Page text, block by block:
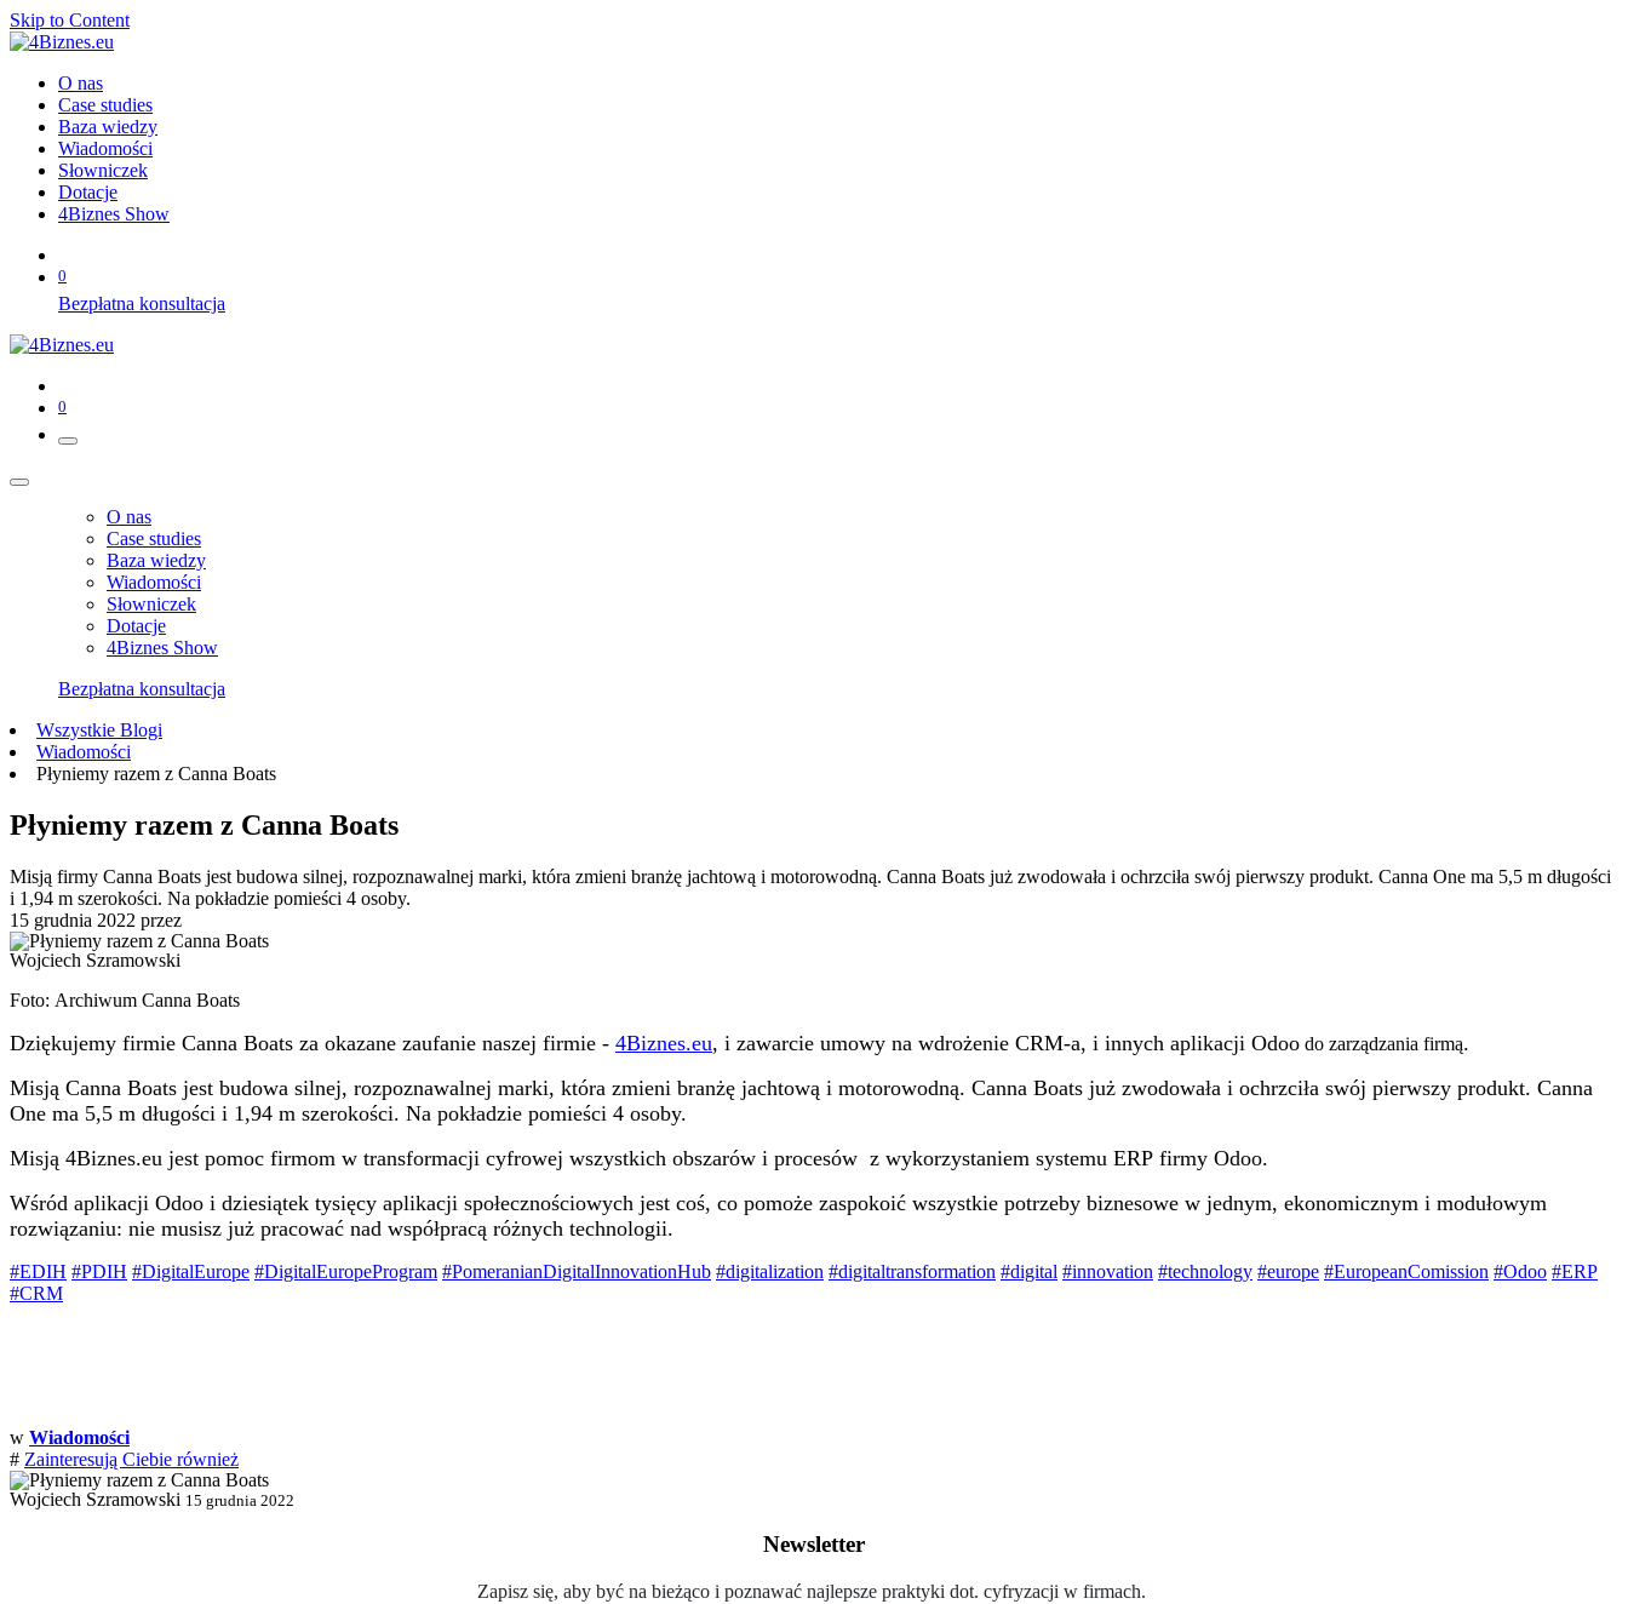
Skip to Content
O nas
Case studies
Baza wiedzy
Wiadomości
Słowniczek
Dotacje
4Biznes Show
0
Bezpłatna konsultacja
0
O nas
Case studies
Baza wiedzy
Wiadomości
Słowniczek
Dotacje
4Biznes Show
Bezpłatna konsultacja
Wszystkie Blogi
Wiadomości
Płyniemy razem z Canna Boats
Płyniemy razem z Canna Boats
Misją firmy Canna Boats jest budowa silnej, rozpoznawalnej marki, która zmieni branżę jachtową i motorowodną. Canna Boats już zwodowała i ochrzciła swój pierwszy produkt. Canna One ma 5,5 m długości
i 1,94 m szerokości. Na pokładzie pomieści 4 osoby.
15 grudnia 2022 przez
Wojciech Szramowski
Foto: Archiwum Canna Boats
Dziękujemy firmie Canna Boats za okazane zaufanie naszej firmie - 4Biznes.eu, i zawarcie umowy na wdrożenie CRM-a, i innych aplikacji Odoo do zarządzania firmą.
Misją Canna Boats jest budowa silnej, rozpoznawalnej marki, która zmieni branżę jachtową i motorowodną. Canna Boats już zwodowała i ochrzciła swój pierwszy produkt. Canna
One ma 5,5 m długości i 1,94 m szerokości. Na pokładzie pomieści 4 osoby.
Misją 4Biznes.eu jest pomoc firmom w transformacji cyfrowej wszystkich obszarów i procesów z wykorzystaniem systemu ERP firmy Odoo.
Wśród aplikacji Odoo i dziesiątek tysięcy aplikacji społecznościowych jest coś, co pomoże zaspokoić wszystkie potrzeby biznesowe w jednym, ekonomicznym i modułowym
rozwiązaniu: nie musisz już pracować nad współpracą różnych technologii.
#EDIH #PDIH #DigitalEurope #DigitalEuropeProgram #PomeranianDigitalInnovationHub #digitalization #digitaltransformation #digital #innovation #technology #europe #EuropeanComission #Odoo #ERP
#CRM
w Wiadomości
# Zainteresują Ciebie również
Wojciech Szramowski 15 grudnia 2022
Newsletter
Zapisz się, aby być na bieżąco i poznawać najlepsze praktyki dot. cyfryzacji w firmach.